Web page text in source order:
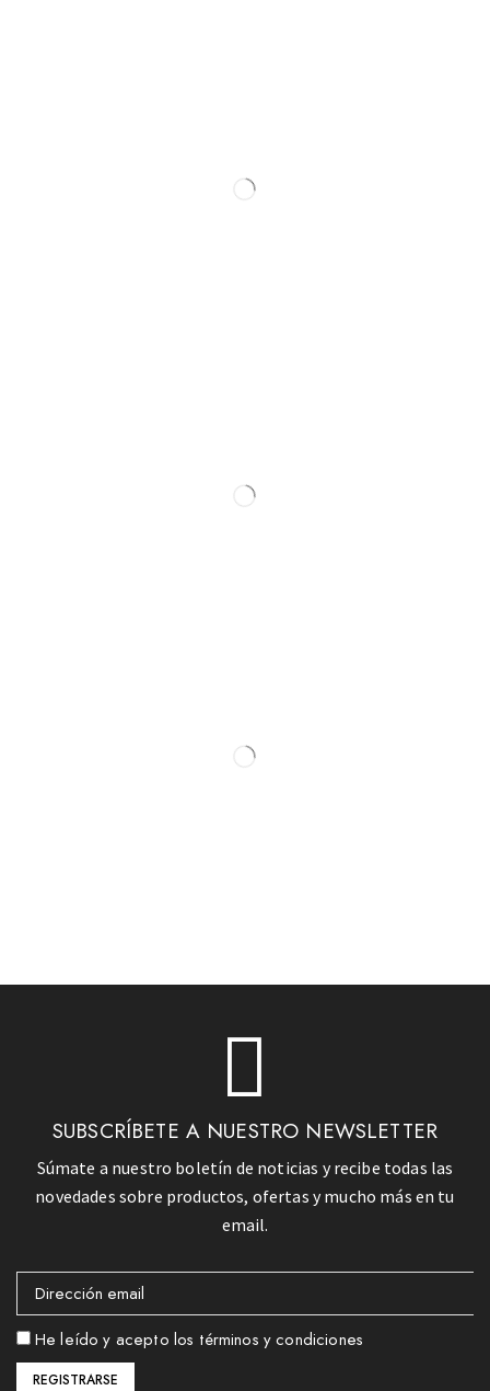
SUBSCRÍBETE A NUESTRO NEWSLETTER
Súmate a nuestro boletín de noticias y recibe todas las
novedades sobre productos, ofertas y mucho más en tu
email.
He leído y acepto los términos y condiciones